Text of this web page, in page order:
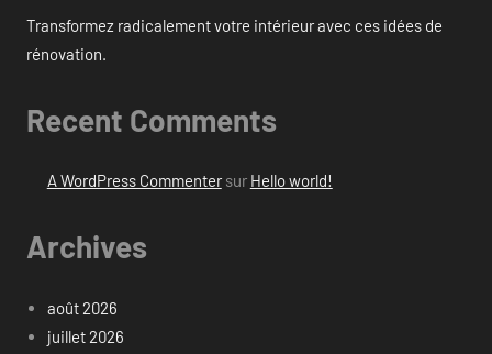
Transformez radicalement votre intérieur avec ces idées de
rénovation.
Recent Comments
A WordPress Commentersur Hello world!
Archives
août 2026
juillet 2026